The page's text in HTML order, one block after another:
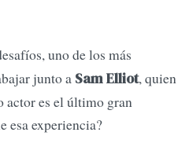
uno de los más
junto a Sam Elliot, quien
actor es el último gran
esa experiencia?